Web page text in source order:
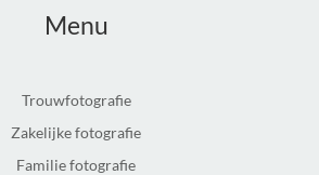
Menu
Trouwfotografie
Zakelijke fotografie
Familie fotografie